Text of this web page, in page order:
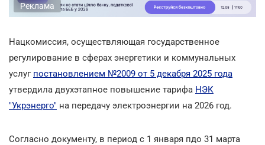
Реклама
Нацкомиссия, осуществляющая государственное
регулирование в сферах энергетики и коммунальных
услуг постановлением №2009 от 5 декабря 2025 года
утвердила двухэтапное повышение тарифа НЭК
"Укрэнерго" на передачу электроэнергии на 2026 год.
Согласно документу, в период с 1 января пдо 31 марта